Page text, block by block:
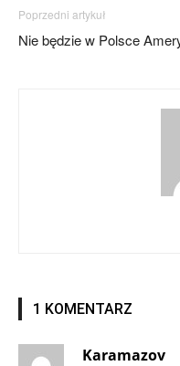
Poprzedni artykuł
Nie będzie w Polsce
1 KOMENTARZ
Karamazov